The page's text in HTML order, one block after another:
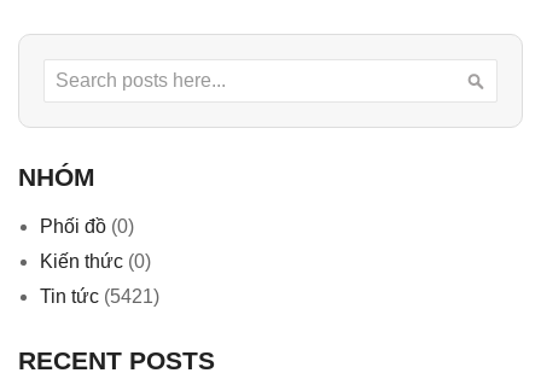
Search
NHÓM
Phối đồ (0)
Kiến thức (0)
Tin tức (5421)
RECENT POSTS